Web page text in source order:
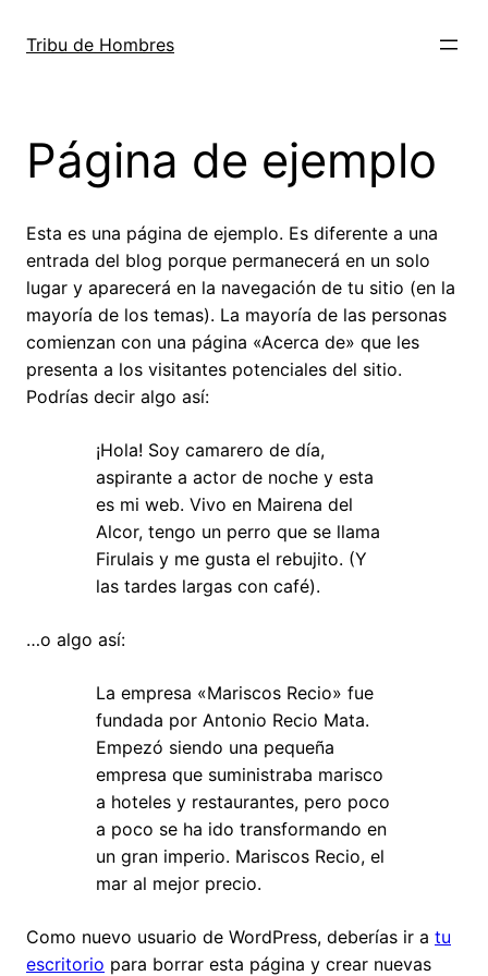
Tribu de Hombres
Página de ejemplo
Esta es una página de ejemplo. Es diferente a una
entrada del blog porque permanecerá en un solo
lugar y aparecerá en la navegación de tu sitio (en la
mayoría de los temas). La mayoría de las personas
comienzan con una página «Acerca de» que les
presenta a los visitantes potenciales del sitio.
Podrías decir algo así:
¡Hola! Soy camarero de día,
aspirante a actor de noche y esta
es mi web. Vivo en Mairena del
Alcor, tengo un perro que se llama
Firulais y me gusta el rebujito. (Y
las tardes largas con café).
…o algo así:
La empresa «Mariscos Recio» fue
fundada por Antonio Recio Mata.
Empezó siendo una pequeña
empresa que suministraba marisco
a hoteles y restaurantes, pero poco
a poco se ha ido transformando en
un gran imperio. Mariscos Recio, el
mar al mejor precio.
Como nuevo usuario de WordPress, deberías ir a tu
escritorio para borrar esta página y crear nuevas